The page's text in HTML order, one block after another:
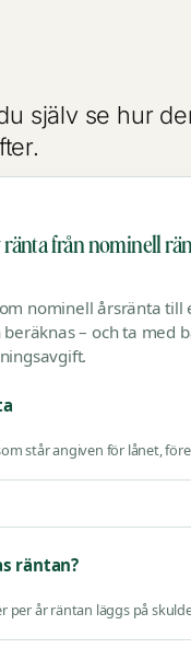
själv se hur
från nominell
nominell årsränta till
– och ta med
står angiven för lånet,
räntan?
per år räntan läggs på